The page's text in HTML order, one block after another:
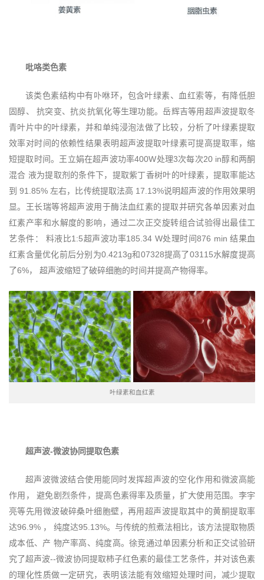
吡咯类色素
该类色素结构中有卟咻环，包含叶绿素、血红索等，有降低胆
固醇、 抗突变、抗炎抗氧化等生理功能。岳辉吉等用超声波提取冬
青叶片中的叶绿素，并和单纯浸泡法做了比较，分析了叶绿素提取
效率对时间的依赖性结果表明超声波提取叶绿素可提高提取率，缩
短提取时间。王立娟在超声波功率400W处理3次每次20 in醇和两酮
混合 液为提取剂的条件下，提取紫丁香树叶的叶绿素，提取率能达
到 91.85% 左右，比传统提取法高 17.13%说明超声波的作用效果明
显。王长瑞等将超声波用于酶法血红素的提取并研究各单因素对血
红素产率和水解度的影响，通过二次正交旋转组合试验得出最佳工
艺条件： 料液比1:5超声波功率185.34 W处理时间876 min 结果血
红素含量优化前后分别为0.4213g和07328提高了03115水解度提高
了6%， 超声波缩短了破碎细胞的时间并提高产物得率。
叶绿素和血红素
超声波-微波协同提取色素
超声波微波结合使用能同时发挥超声波的空化作用和微波高能
作用， 避免剧烈条件，提高色素得率及质量，扩大使用范围。李宇
亮等先用微波破碎桑叶细胞壁，再用超声波提取其中的黄酮提取率
达96.9% ， 纯度达95.13%。与传统的煎煮法相比，该方法提取物质
成本低、产 物产率高、纯度高。徐竞通过单因素分析和正交试验研
究了超声波--微波协同提取柿子红色素的最佳工艺条件，并对该色素
的理化性质做一定研究，表明该法能有效缩短处理时间，减少提取